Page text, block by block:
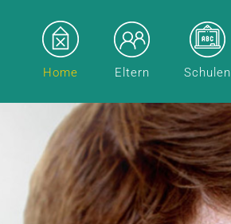
Home Eltern Schulen